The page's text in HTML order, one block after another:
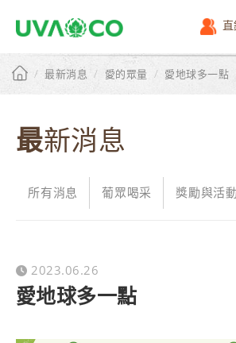
/ 最新消息 / 愛的眾量 / 愛地球多一點
最新消息
所有消息 葡眾喝采 獎勵與活動
2023.06.26
愛地球多一點